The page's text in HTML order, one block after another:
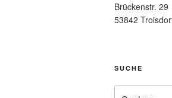
Brückenstr. 29
53842
SUCHE